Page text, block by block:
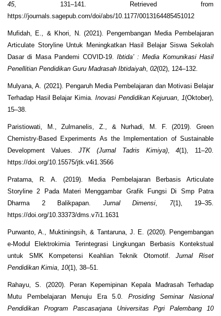
45, 131–141. Retrieved from
https://journals.sagepub.com/doi/abs/10.1177/0013164485451012
Mufidah, E., & Khori, N. (2021). Pengembangan Media Pembelajaran
Articulate Storyline Untuk Meningkatkan Hasil Belajar Siswa Sekolah
Dasar di Masa Pandemi COVID-19.Ibtida’ : Media Komunikasi Hasil
Penellitian Pendidikan Guru Madrasah Ibtidaiyah, 02(02), 124–132.
Mulyana, A. (2021). Pengaruh Media Pembelajaran dan Motivasi Belajar
Terhadap Hasil Belajar Kimia. Inovasi Pendidikan Kejuruan,1(Oktober),
15–38.
Paristiowati, M., Zulmanelis, Z., & Nurhadi, M. F. (2019). Green
Chemistry-Based Experiments As the Implementation of Sustainable
Development Values.JTK (Jurnal Tadris Kimiya),4(1), 11–20.
https://doi.org/10.15575/jtk.v4i1.3566
Pratama, R. A. (2019). Media Pembelajaran Berbasis Articulate
Storyline 2 Pada Materi Menggambar Grafik Fungsi Di Smp Patra
Dharma 2 Balikpapan. Jurnal Dimensi, 7(1), 19–35.
https://doi.org/10.33373/dms.v7i1.1631
Purwanto, A., Muktiningsih, & Tantaruna, J. E. (2020). Pengembangan
e-Modul Elektrokimia Terintegrasi Lingkungan Berbasis Kontekstual
untuk SMK Kompetensi Keahlian Teknik Otomotif.Jurnal Riset
Pendidikan Kimia, 10(1), 38–51.
Rahayu, S. (2020). Peran Kepemipinan Kepala Madrasah Terhadap
Mutu Pembelajaran Menuju Era 5.0. Prosiding Seminar Nasional
Pendidikan Program Pascasarjana Universitas Pgri Palembang 10